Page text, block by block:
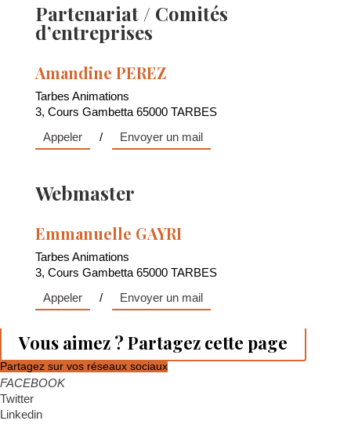
Partenariat / Comités
d’entreprises
Amandine PEREZ
Tarbes Animations
3, Cours Gambetta 65000 TARBES
Appeler
/ Envoyer un mail
Webmaster
Emmanuelle GAYRI
Tarbes Animations
3, Cours Gambetta 65000 TARBES
Appeler
/ Envoyer un mail
Vous aimez ? Partagez cette page
Partagez sur vos réseaux sociaux
FACEBOOK
Twitter
Linkedin